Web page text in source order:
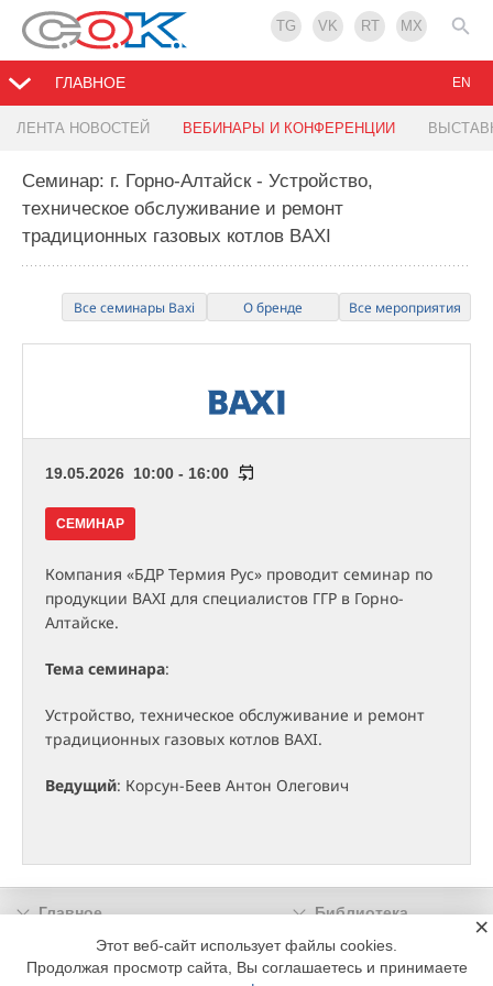
TG VK RT MX
ГЛАВНОЕ
ЛЕНТА НОВОСТЕЙ ВЕБИНАРЫ И КОНФЕРЕНЦИИ
EN
Семинар: г. Горно-Алтайск - Устройство,
техническое обслуживание и ремонт
традиционных газовых котлов BAXI
Все семинары Baxi О бренде Все мероприятия
19.05.2026 10:00 - 16:00
СЕМИНАР
Компания «БДР Термия Рус» проводит семинар по
продукции BAXI для специалистов ГГР в Горно-
Алтайске.
Тема семинара:
Устройство, техническое обслуживание и ремонт
традиционных газовых котлов BAXI.
Ведущий: Корсун-Беев Антон Олегович
Главное
Библиотека
Подписка
Реклама
Информация
Этот веб-сайт использует файлы cookies.
Продолжая просмотр сайта, Вы соглашаетесь и принимаете
×